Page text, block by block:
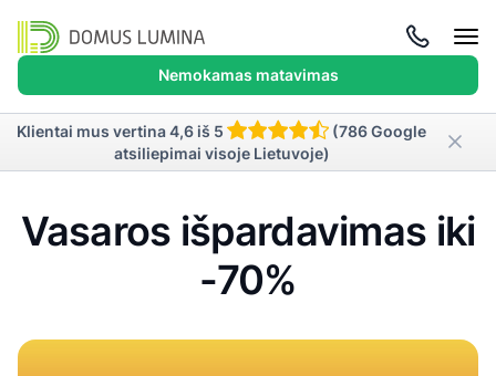
Nemokamas matavimas
Klientai mus vertina 4,6 iš 5
(786 Google
atsiliepimai visoje Lietuvoje)
Vasaros išpardavimas iki
-70%